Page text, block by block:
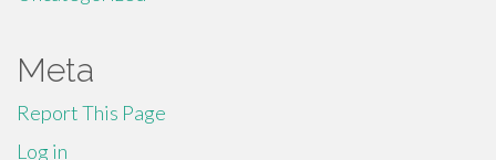
Meta
Report This Page
Log in